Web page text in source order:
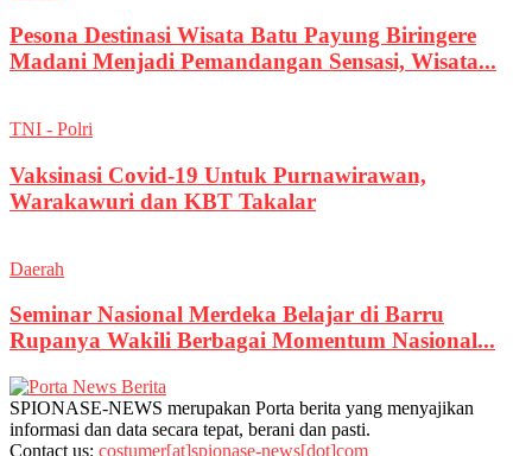
Pesona Destinasi Wisata Batu Payung Biringere
Madani Menjadi Pemandangan Sensasi, Wisata...
TNI - Polri
Vaksinasi Covid-19 Untuk Purnawirawan,
Warakawuri dan KBT Takalar
Daerah
Seminar Nasional Merdeka Belajar di Barru
Rupanya Wakili Berbagai Momentum Nasional...
SPIONASE-NEWS merupakan Porta berita yang menyajikan
informasi dan data secara tepat, berani dan pasti.
Contact us: costumer[at]spionase-news[dot]com